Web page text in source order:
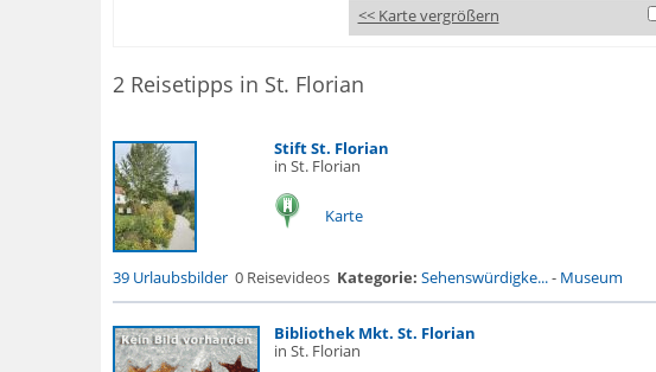
<< Karte vergrößern
2 Reisetipps in St. Florian
Stift St. Florian
in St. Florian
Karte
39 Urlaubsbilder 0 Reisevideos Kategorie: Sehenswürdigke...- Museum
Bibliothek Mkt. St. Florian
in St. Florian